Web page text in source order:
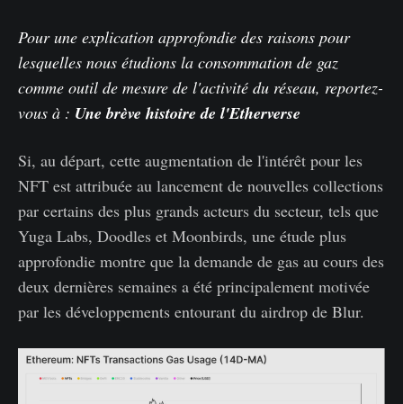
Pour une explication approfondie des raisons pour
lesquelles nous étudions la consommation de gaz
comme outil de mesure de l'activité du réseau, reportez-
vous à : Une brève histoire de l'Etherverse
Si, au départ, cette augmentation de l'intérêt pour les
NFT est attribuée au lancement de nouvelles collections
par certains des plus grands acteurs du secteur, tels que
Yuga Labs, Doodles et Moonbirds, une étude plus
approfondie montre que la demande de gas au cours des
deux dernières semaines a été principalement motivée
par les développements entourant du airdrop de Blur.